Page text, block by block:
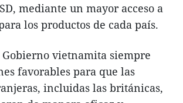
mediante un mayor acceso a
los productos de cada país.
vietnamita siempre
favorables para que las
incluidas las británicas,